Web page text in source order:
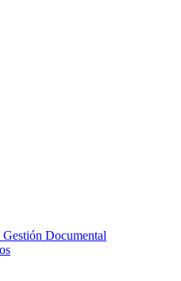
Documental